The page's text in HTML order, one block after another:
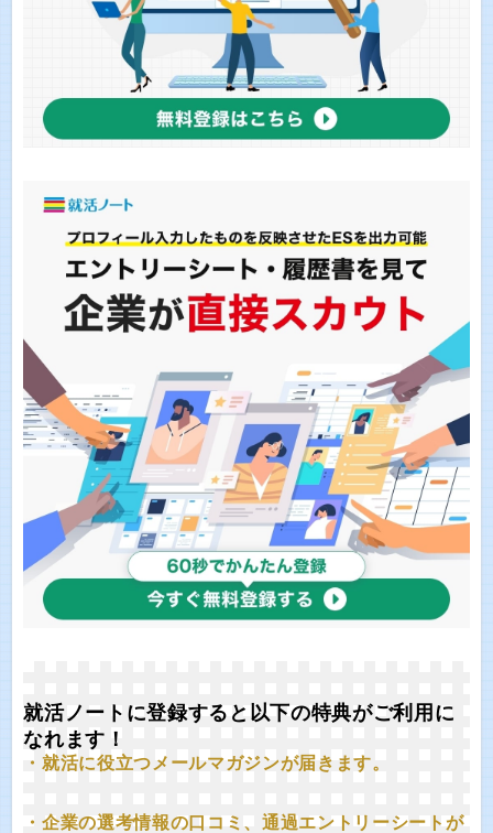
就活ノートに登録すると以下の特典がご利用に
なれます！
・就活に役立つメールマガジンが届きます。
・企業の選考情報の口コミ、通過エントリーシートが